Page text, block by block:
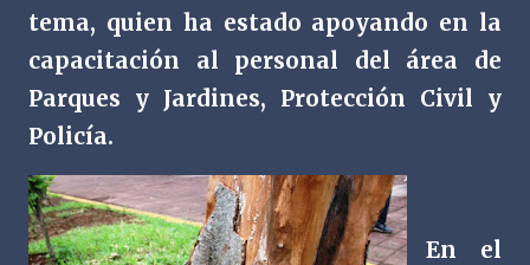
tema, quien ha estado apoyando en la
capacitación al personal del área de
Parques y Jardines, Protección Civil y
Policía.
En el